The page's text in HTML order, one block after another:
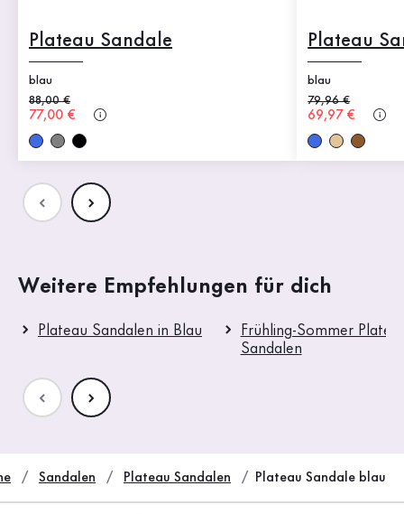
Plateau Sandale
blau
Alter Preis
88,00 €
Neuer Preis
77,00 €
Plateau
blau
Alter Preis
79,96 €
Neuer Preis
69,97 €
Weitere Empfehlungen für dich
Plateau Sandalen in Blau
Frühling-Sommer
Sandalen
Sandalen Plateau Sandalen Plateau Sandale blau